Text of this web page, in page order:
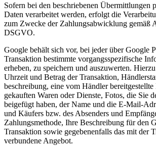
Sofern bei den beschriebenen Übermittlungen
Daten verarbeitet werden, erfolgt die
zum Zwecke der Zahlungsabwicklung gemäß
DSGVO.
Google behält sich vor, bei jeder über Google
Transaktion bestimmte vorgangsspezifische
erheben, zu speichern und auszuwerten.
Uhrzeit und Betrag der Transaktion,
beschreibung, eine vom Händler
gekauften Waren oder Dienste, Fotos, die Sie
beigefügt haben, der Name und die E-Mail-
und Käufers bzw. des Absenders und
Zahlungsmethode, Ihre Beschreibung für den
Transaktion sowie gegebenenfalls das mit der
verbundene Angebot.